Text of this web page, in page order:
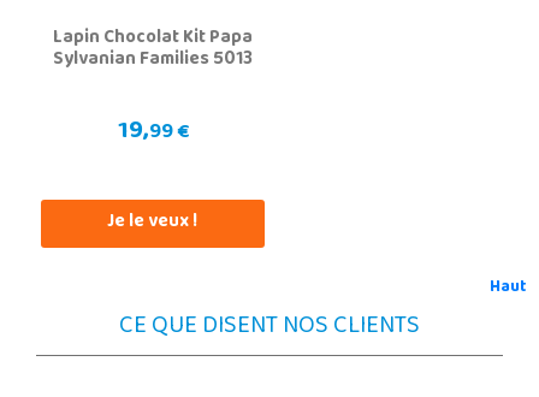
Lapin Chocolat Kit Papa
Sylvanian Families 5013
19,99 €
Je le veux !
Haut
CE QUE DISENT NOS CLIENTS